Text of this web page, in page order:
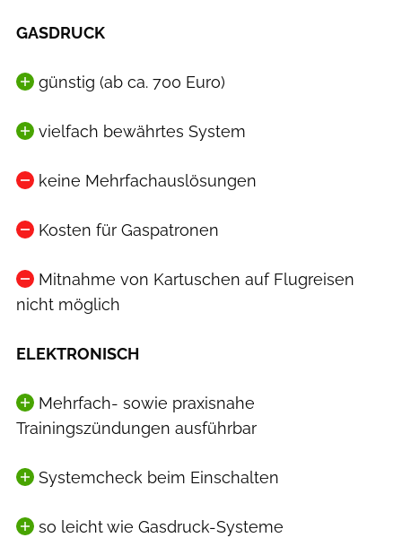
GASDRUCK
günstig (ab ca. 700 Euro)
vielfach bewährtes System
keine Mehrfachauslösungen
Kosten für Gaspatronen
Mitnahme von Kartuschen auf Flugreisen
nicht möglich
ELEKTRONISCH
Mehrfach- sowie praxisnahe
Trainingszündungen ausführbar
Systemcheck beim Einschalten
so leicht wie Gasdruck-Systeme